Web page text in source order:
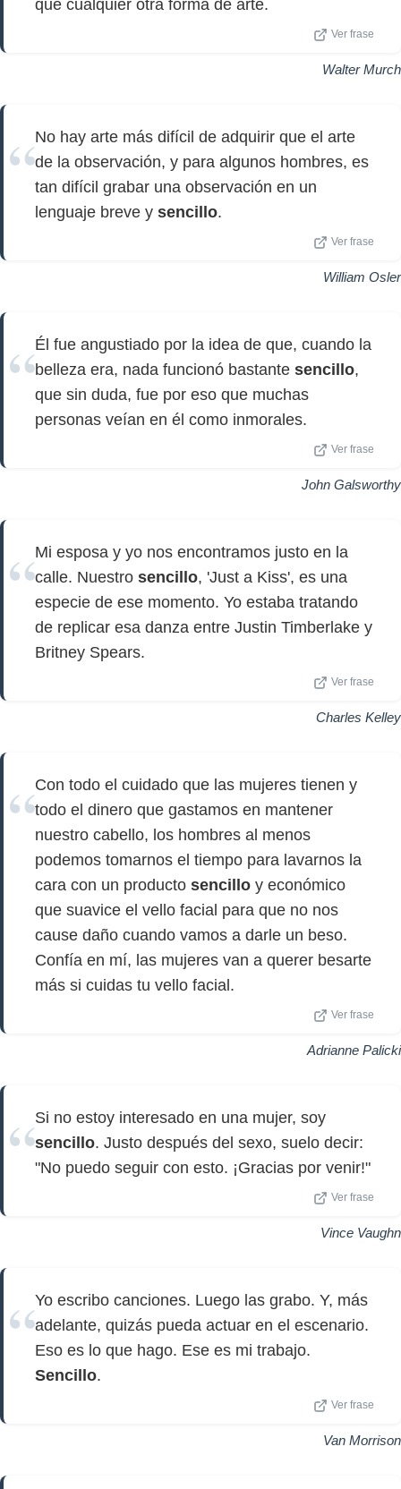
que cualquier otra forma de arte.
Ver frase
Walter Murch
No hay arte más difícil de adquirir que el arte
de la observación, y para algunos hombres, es
tan difícil grabar una observación en un
lenguaje breve y sencillo.
Ver frase
William Osler
Él fue angustiado por la idea de que, cuando la
belleza era, nada funcionó bastante sencillo,
que sin duda, fue por eso que muchas
personas veían en él como inmorales.
Ver frase
John Galsworthy
Mi esposa y yo nos encontramos justo en la
calle. Nuestro sencillo, 'Just a Kiss', es una
especie de ese momento. Yo estaba tratando
de replicar esa danza entre Justin Timberlake y
Britney Spears.
Ver frase
Charles Kelley
Con todo el cuidado que las mujeres tienen y
todo el dinero que gastamos en mantener
nuestro cabello, los hombres al menos
podemos tomarnos el tiempo para lavarnos la
cara con un producto sencillo y económico
que suavice el vello facial para que no nos
cause daño cuando vamos a darle un beso.
Confía en mí, las mujeres van a querer besarte
más si cuidas tu vello facial.
Ver frase
Adrianne Palicki
Si no estoy interesado en una mujer, soy
sencillo. Justo después del sexo, suelo decir:
"No puedo seguir con esto. ¡Gracias por venir!"
Ver frase
Vince Vaughn
Yo escribo canciones. Luego las grabo. Y, más
adelante, quizás pueda actuar en el escenario.
Eso es lo que hago. Ese es mi trabajo.
Sencillo.
Ver frase
Van Morrison